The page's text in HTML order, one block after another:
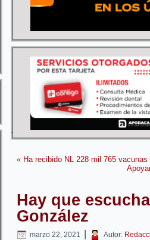
« Ha recibido NL 228 mil 765
Hay que
González
marzo 22, 2021 | Autor: